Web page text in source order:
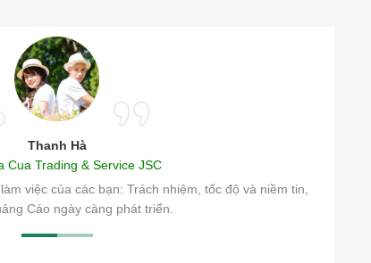
Thanh Hà
Cua Trading & Service JSC
việc của các bạn: Trách nhiệm, tốc độ và niềm tin,
Cáo ngày càng phát triển.